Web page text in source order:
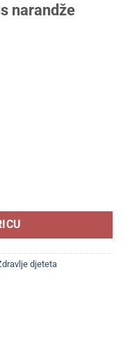
narandže
ZA ŽVAKANJE a60,
djeteta